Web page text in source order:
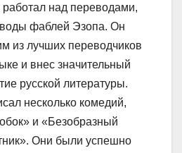
над переводами,
фаблей Эзопа. Он
из лучших переводчиков
и внес значительный
русской литературы.
несколько комедий,
и «Безобразный
Они были успешно